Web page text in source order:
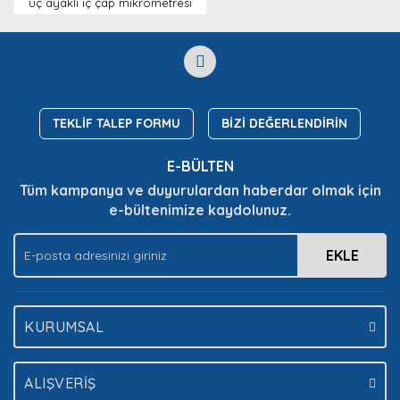
Ürün açıklamasında eksik bilgiler bulunuyor.
Ürün bilgilerinde hatalar bulunuyor.
Bu ürüne benzer farklı alternatifler olmalı.
Gönder
TEKLİF TALEP FORMU BİZİ DEĞERLENDİRİN
E-BÜLTEN
Tüm kampanya ve duyurulardan haberdar olmak için
e-bültenimize kaydolunuz.
EKLE
KURUMSAL
ALIŞVERİŞ